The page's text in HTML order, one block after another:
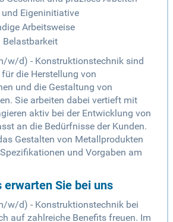
Eigeninitiative
Arbeitsweise
w/d) - Konstruktionstechnik sind
die Herstellung von
und die Gestaltung von
Sie arbeiten dabei vertieft mit
aktiv bei der Entwicklung von
an die Bedürfnisse der Kunden.
Gestalten von Metallprodukten
und Vorgaben am
erwarten Sie bei uns
w/d) - Konstruktionstechnik bei
auf zahlreiche Benefits freuen. Im